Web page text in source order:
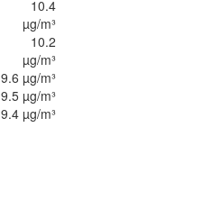
10.4
µg/m³
10.2
µg/m³
9.6 µg/m³
9.5 µg/m³
9.4 µg/m³